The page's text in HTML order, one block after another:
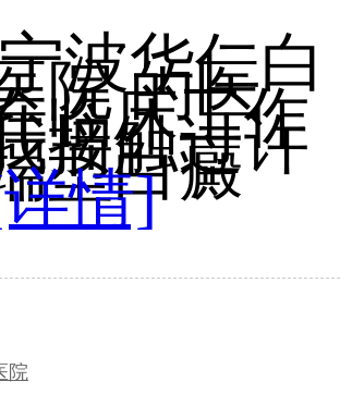
波华仁白
院 的医
临床工作
接触过许
型白癜
情]
院